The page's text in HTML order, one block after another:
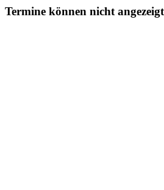
Termine können nicht